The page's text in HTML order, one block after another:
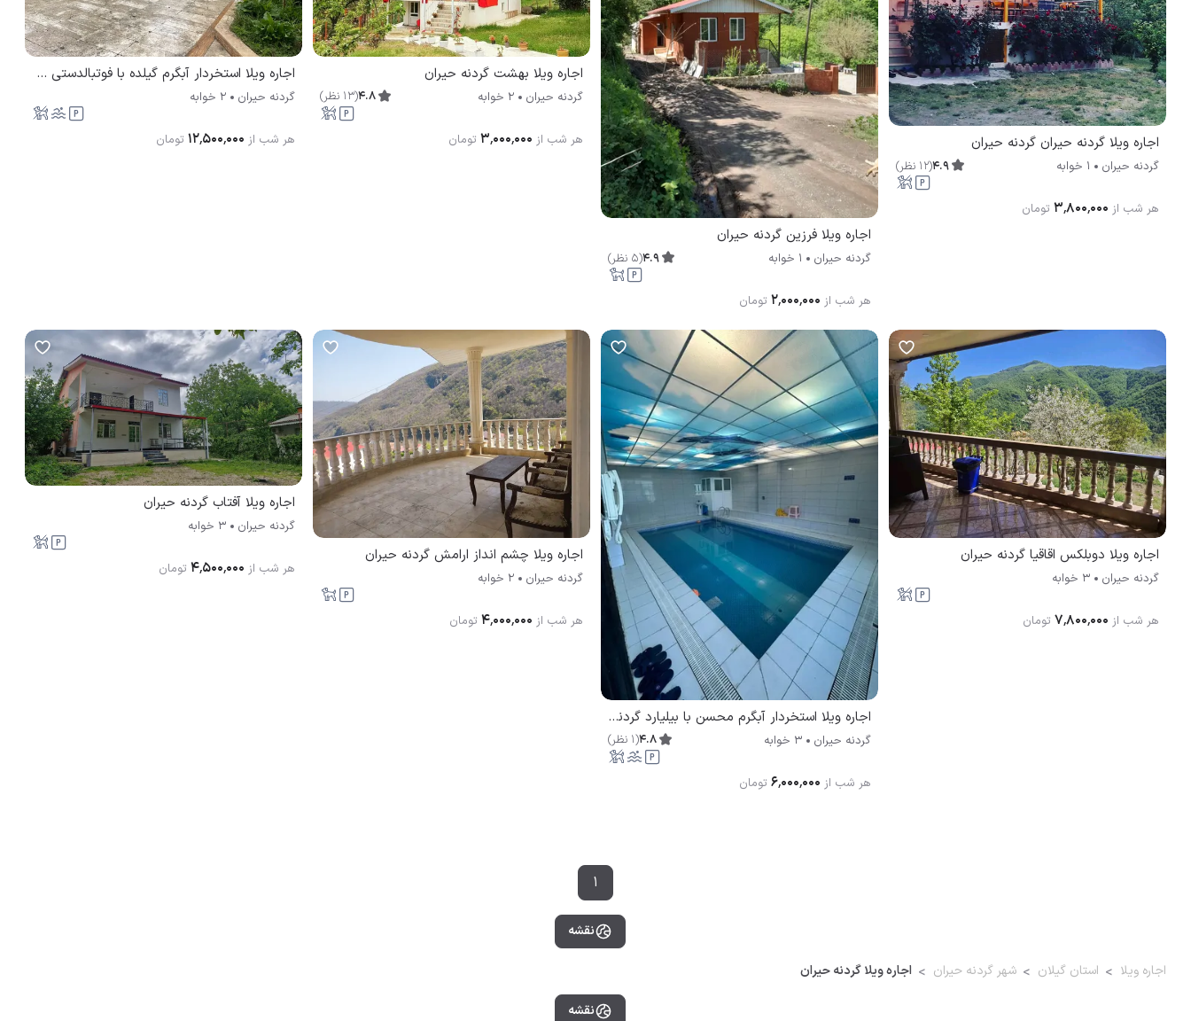
اجاره ویلا گردنه حیران گردنه حیران
گردنه حیران 1 خوابه 4.9
(
12 نظر)
هر شب از ۳٬۸۰۰٬۰۰۰ تومان
اجاره ویلا فرزین گردنه حیران
گردنه حیران 1 خوابه 4.9
(
5 نظر)
هر شب از ۲٬۰۰۰٬۰۰۰ تومان
اجاره ویلا بهشت گردنه حیران
گردنه حیران 2 خوابه 4.8
(
13 نظر)
هر شب از ۳٬۰۰۰٬۰۰۰ تومان
اجاره ویلا استخردار آبگرم گیلده با فوتبالدستی گردنه حیران
گردنه حیران 2 خوابه
هر شب از ۱۲٬۵۰۰٬۰۰۰ تومان
اجاره ویلا دوبلکس اقاقیا گردنه حیران
گردنه حیران 3 خوابه
هر شب از ۷٬۸۰۰٬۰۰۰ تومان
اجاره ویلا استخردار آبگرم محسن با بیلیارد گردنه حیران
گردنه حیران 3 خوابه 4.8
(
1 نظر)
هر شب از ۶٬۰۰۰٬۰۰۰ تومان
اجاره ویلا چشم انداز ارامش گردنه حیران
گردنه حیران 2 خوابه
هر شب از ۴٬۰۰۰٬۰۰۰ تومان
اجاره ویلا آفتاب گردنه حیران
گردنه حیران 3 خوابه
هر شب از ۴٬۵۰۰٬۰۰۰ تومان
1
نقشه
اجاره ویلا استان گیلان شهر گردنه حیران اجاره ویلا گردنه حیران
نقشه